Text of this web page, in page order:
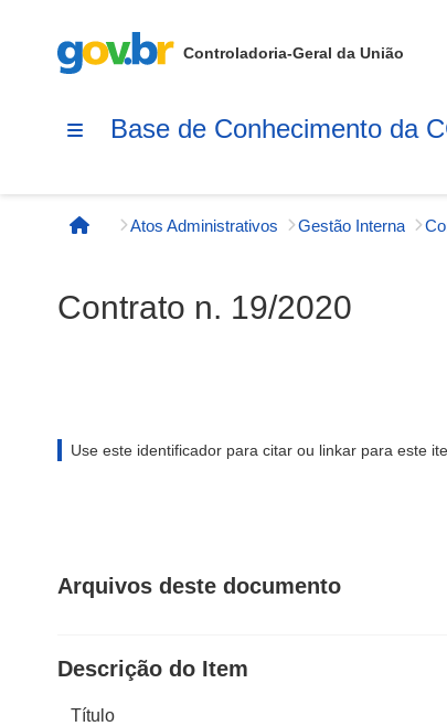
Controladoria-Geral da União
Base de Conhecimento da
Página inicial
Atos Administrativos Gestão Interna
Contrato n. 19/2020
Use este identificador para citar ou linkar para este
Arquivos deste documento
Descrição do Item
Título